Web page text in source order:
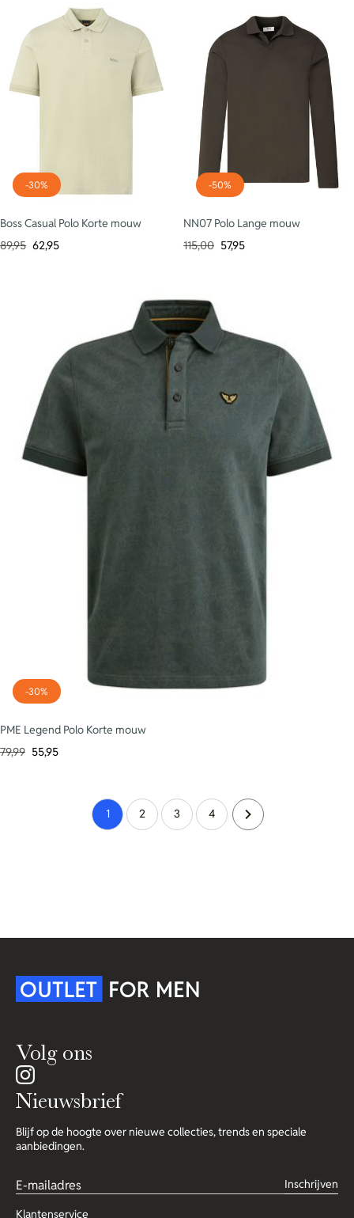
-30%
Boss Casual Polo Korte mouw
89,95 62,95
-50%
NN07 Polo Lange mouw
115,00 57,95
-30%
PME Legend Polo Korte mouw
79,99 55,95
1 2 3 4
Volg ons
Nieuwsbrief
Blijf op de hoogte over nieuwe collecties, trends en speciale
aanbiedingen.
Inschrijven
Klantenservice